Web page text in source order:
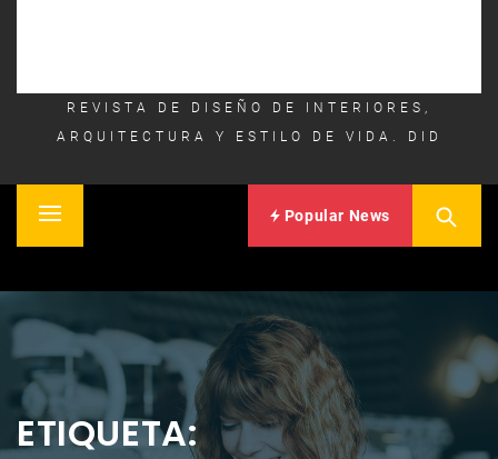
REVISTA DE DISEÑO DE INTERIORES,
ARQUITECTURA Y ESTILO DE VIDA. DID
Primary
Popular News
ETIQUETA: